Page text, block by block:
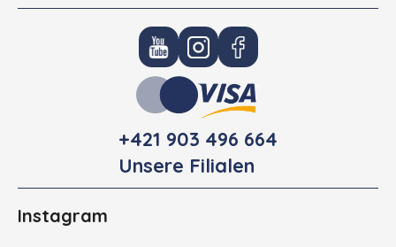
+421 903 496 664
Unsere Filialen
Instagram